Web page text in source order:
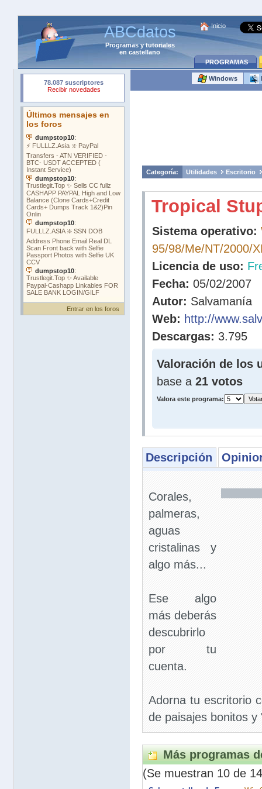
ABCdatos
Programasytutoriales
en castellano
Inicio
PROGRAMAS
Entrar en los foros
Windows
Categoría: Utilidades Escritorio
Tropical
Sistema operativo:
95/98/Me/NT/2000/
Licencia de uso:
Fecha: 05/02/2007
Autor: Salvamanía
Web: http://
Descargas: 3.795
Valoración de los
base a 21 votos
Valora este programa:
Descripción
Corales,
palmeras,
aguas
cristalinas y
algo más...
Ese algo
más deberás
descubrirlo
por tu
cuenta.
Adorna tu escritorio
de paisajes bonitos y
Más programas
(Se muestran 10 de